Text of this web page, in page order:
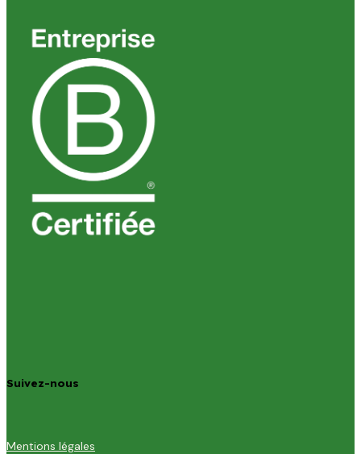
Suivez-nous
Mentions légales